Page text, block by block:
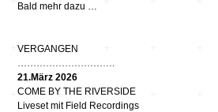
Bald mehr dazu …
VERGANGEN
………………………….
21.März 2026
COME BY THE RIVERSIDE
Liveset mit Field Recordings